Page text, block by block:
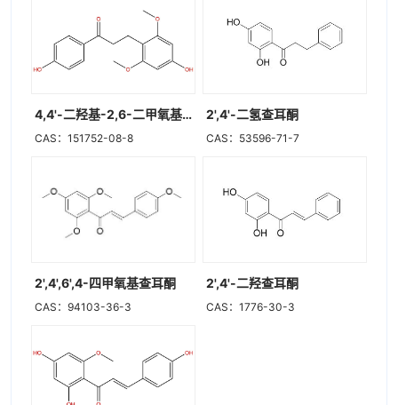
4,4'-二羟基-2,6-二甲氧基二氢查耳酮
CAS：151752-08-8
2',4'-二氢查耳酮
CAS：53596-71-7
2',4',6',4-四甲氧基查耳酮
CAS：94103-36-3
2',4'-二羟查耳酮
CAS：1776-30-3